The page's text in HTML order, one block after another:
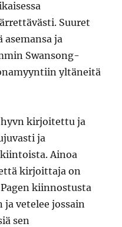
Suuret
ja
Swansong-
yltäneitä
hyvn kirjoitettu ja
ja
Ainoa
kirjoittaja on
kiinnostusta
ja vetelee jossain
sen